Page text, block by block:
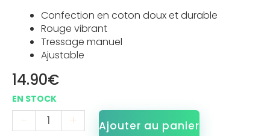
Confection en coton doux et durable
Rouge vibrant
Tressage manuel
Ajustable
14.90€
- + Ajouter au panier